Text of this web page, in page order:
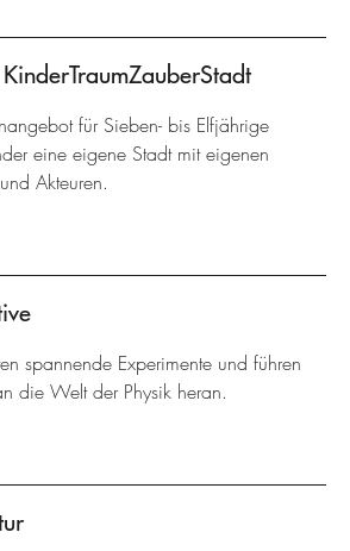
für Sieben- bis Elfjährige
eine eigene Stadt mit eigenen
Akteuren.
spannende Experimente und führen
die Welt der Physik heran.